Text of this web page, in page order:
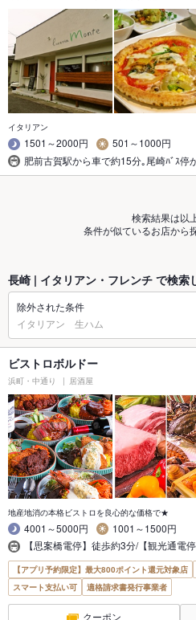
イタリアン
1501～2000円
501～1000円
肥前古賀駅から車で約15分｡尾崎ﾊﾞｽ
検索結果は以
条件が似ているお店から
長崎 | イタリアン・フレンチ で検索
除外された条件
イタリアン 生ハム
ビストロボルドー
浜町・中通り 居酒屋
地産地消の本格ビストロを良心的な価格で★
4001～5000円
1001～1500円
【思案橋電停】徒歩約3分/【観光通電
【アプリ予約限定】最大800ポイント還元対象店
スマート支払い可
適格請求書発行事業者
クーポン